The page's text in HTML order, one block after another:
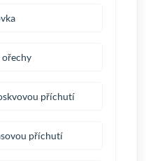
ořechy
příchutí
příchutí